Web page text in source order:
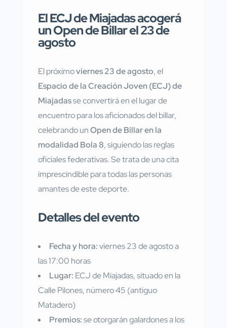
El ECJ de Miajadas acogerá
un Open de Billar el 23 de
agosto
El próximoviernes 23 de agosto, el
Espacio de la Creación Joven (ECJ) de
Miajadasse convertirá en el lugar de
encuentro para los aficionados del billar,
celebrando unOpen de Billar en la
modalidad Bola 8, siguiendo las reglas
oficiales federativas. Se trata de una cita
imprescindible para todas las personas
amantes de este deporte.
Detalles del evento
Fecha y hora:viernes 23 de agosto a
las 17:00 horas
Lugar: ECJ de Miajadas, situado en la
Calle Pilones, número 45 (antiguo
Matadero)
Premios:se otorgarán galardones a los